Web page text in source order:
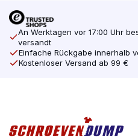
An Werktagen vor 17:00 Uhr
versandt
Einfache Rückgabe innerhalb
Kostenloser Versand ab 99 €